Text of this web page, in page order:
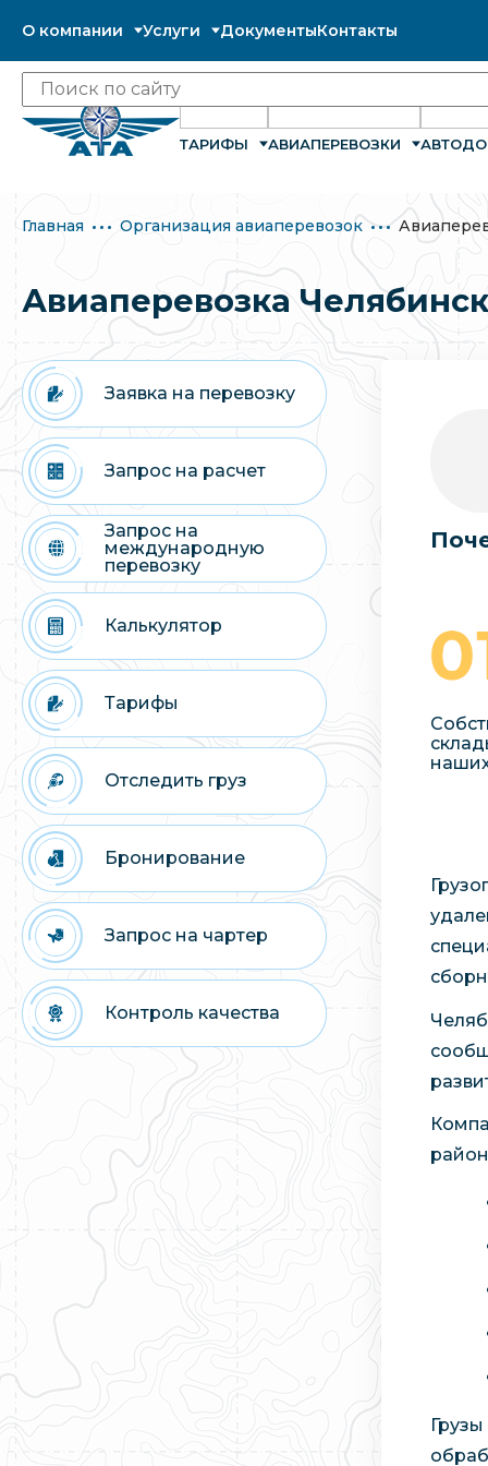
О компании Услуги ДокументыКонтакты
ТАРИФЫ АВИАПЕРЕВОЗКИ
Главная Организация авиаперевозок
Авиаперевозка
Заявка на перевозку
Запрос на расчет
Запрос на
международную
перевозку
Калькулятор
Тарифы
Отследить груз
Бронирование
Запрос на чартер
Контроль качества